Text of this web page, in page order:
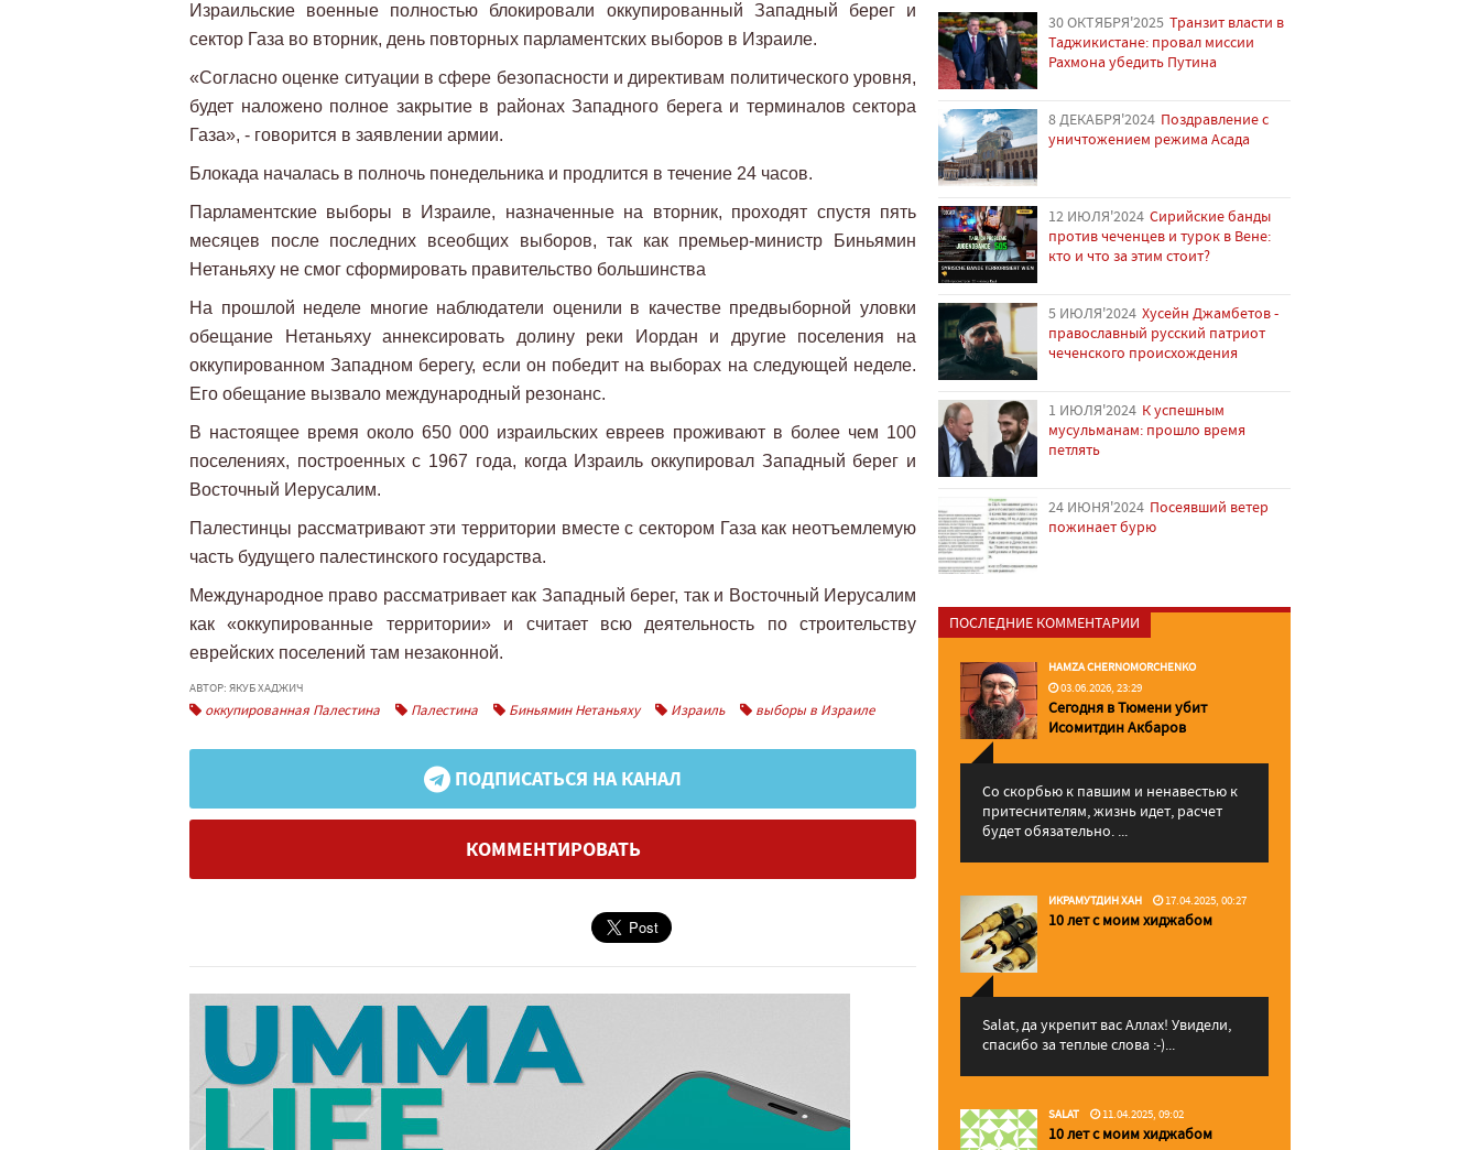
Израильские военные полностью блокировали оккупированный Западный берег и
сектор Газа во вторник, день повторных парламентских выборов в Израиле.
«Согласно оценке ситуации в сфере безопасности и директивам политического уровня,
будет наложено полное закрытие в районах Западного берега и терминалов сектора
Газа», - говорится в заявлении армии.
Блокада началась в полночь понедельника и продлится в течение 24 часов.
Парламентские выборы в Израиле, назначенные на вторник, проходят спустя пять
месяцев после последних всеобщих выборов, так как премьер-министр Биньямин
Нетаньяху не смог сформировать правительство большинства
На прошлой неделе многие наблюдатели оценили в качестве предвыборной уловки
обещание Нетаньяху аннексировать долину реки Иордан и другие поселения на
оккупированном Западном берегу, если он победит на выборах на следующей неделе.
Его обещание вызвало международный резонанс.
В настоящее время около 650 000 израильских евреев проживают в более чем 100
поселениях, построенных с 1967 года, когда Израиль оккупировал Западный берег и
Восточный Иерусалим.
Палестинцы рассматривают эти территории вместе с сектором Газа как неотъемлемую
часть будущего палестинского государства.
Международное право рассматривает как Западный берег, так и Восточный Иерусалим
как «оккупированные территории» и считает всю деятельность по строительству
еврейских поселений там незаконной.
АВТОР: ЯКУБ ХАДЖИЧ
оккупированная Палестина Палестина Биньямин Нетаньяху Израиль выборы в Израиле
ПОДПИСАТЬСЯ НА КАНАЛ
КОММЕНТИРОВАТЬ
30 ОКТЯБРЯ'2025 Транзит власти в
Таджикистане: провал миссии
Рахмона убедить Путина
8 ДЕКАБРЯ'2024 Поздравление с
уничтожением режима Асада
12 ИЮЛЯ'2024 Сирийские банды
против чеченцев и турок в Вене:
кто и что за этим стоит?
5 ИЮЛЯ'2024 Хусейн Джамбетов -
православный русский патриот
чеченского происхождения
1 ИЮЛЯ'2024 К успешным
мусульманам: прошло время
петлять
24 ИЮНЯ'2024 Посеявший ветер
пожинает бурю
ПОСЛЕДНИЕ КОММЕНТАРИИ
HAMZA CHERNOMORCHENKO
03.06.2026, 23:29
Сегодня в Тюмени убит
Исомитдин Акбаров
Со скорбью к павшим и ненавестью к
притеснителям, жизнь идет, расчет
будет обязательно. ...
ИКРАМУТДИН ХАН 17.04.2025, 00:27
10 лет с моим хиджабом
Salat, да укрепит вас Аллаx! Увидели,
спасибо за теплые слова :-)...
SALAT 11.04.2025, 09:02
10 лет с моим хиджабом